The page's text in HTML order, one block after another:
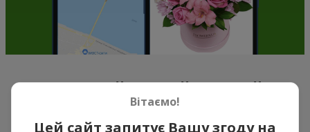
Весняний настрій у кожній
пелюстці
Вітаємо!
Цей сайт запитує Вашу згоду на